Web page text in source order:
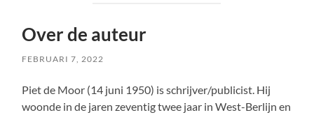
Over de auteur
FEBRUARI 7, 2022
Piet de Moor (14 juni 1950) is schrijver/publicist. Hij
woonde in de jaren zeventig twee jaar in West-Berlijn en